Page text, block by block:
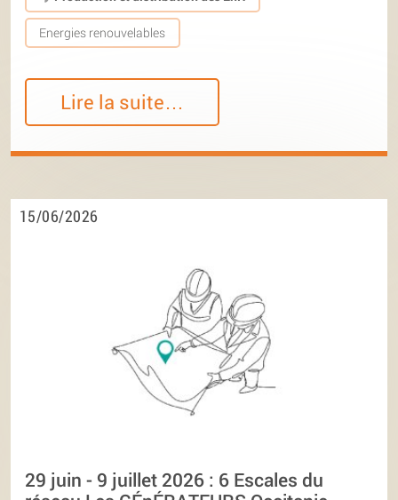
Energies renouvelables
Lire la suite…
15/06/2026
29 juin - 9 juillet 2026 : 6 Escales du